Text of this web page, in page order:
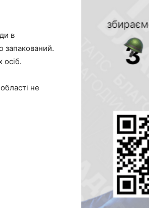
в
запакований.
осіб.
не